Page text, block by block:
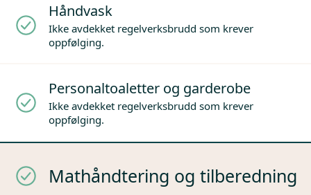
Håndvask
Ikke avdekket regelverksbrudd som krever
oppfølging.
Personaltoaletter og garderobe
Ikke avdekket regelverksbrudd som krever
oppfølging.
Mathåndtering og tilberedning